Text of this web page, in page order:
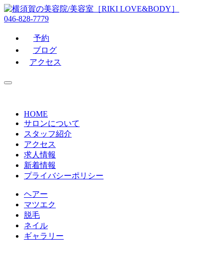
046-828-7779
予約
ブログ
アクセス
HOME
サロンについて
スタッフ紹介
アクセス
求人情報
新着情報
プライバシーポリシー
ヘアー
マツエク
脱毛
ネイル
ギャラリー